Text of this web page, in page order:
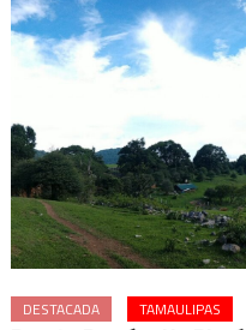
DESTACADA TAMAULIPAS